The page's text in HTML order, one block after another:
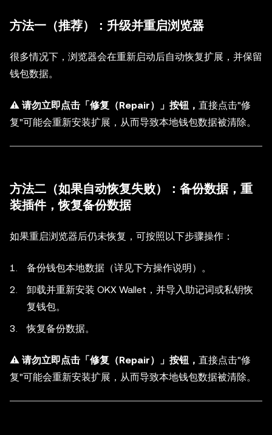
方法一（推荐）： 升级并重启浏览器
很多情况下，浏览器会在重新启动后自动恢复扩展，并保留
钱包数据。
⚠️ 请勿立即点击「修复（Repair）」按钮， 直接点击"修
复"可能会重新安装扩展，从而导致本地钱包数据被清除。
方法二（如果自动恢复失败）： 备份数据， 重
装插件，恢复备份数据
如果重启浏览器后仍未恢复，可按照以下步骤操作：
备份钱包本地数据（详见下方操作说明）。
卸载并重新安装 OKX Wallet，并导入助记词或私钥恢
复钱包。
恢复备份数据。
⚠️ 请勿立即点击「修复（Repair）」按钮， 直接点击"修
复"可能会重新安装扩展，从而导致本地钱包数据被清除。